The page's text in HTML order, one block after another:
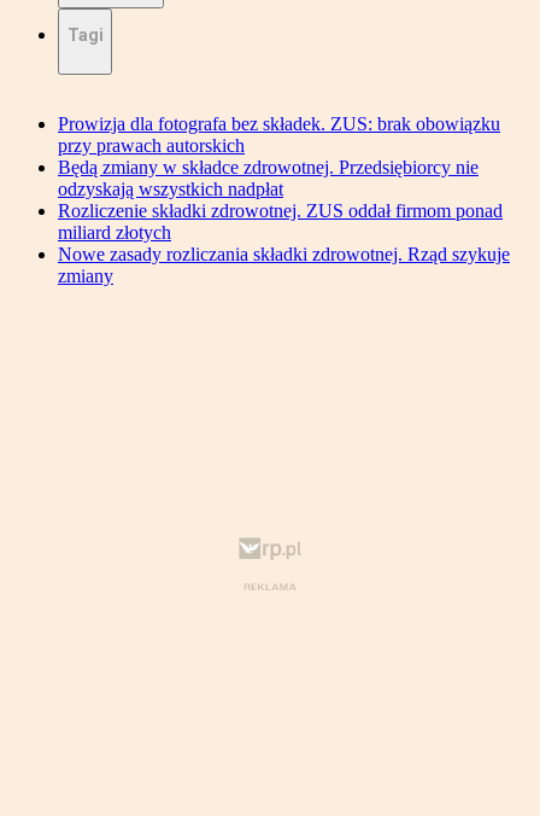
Tagi
Prowizja dla fotografa bez składek. ZUS: brak obowiązku
przy prawach autorskich
Będą zmiany w składce zdrowotnej. Przedsiębiorcy nie
odzyskają wszystkich nadpłat
Rozliczenie składki zdrowotnej. ZUS oddał firmom ponad
miliard złotych
Nowe zasady rozliczania składki zdrowotnej. Rząd szykuje
zmiany